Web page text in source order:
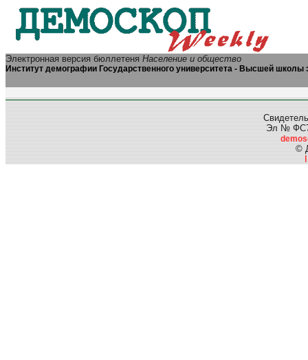
Электронная версия бюллетеня Население и общество
Институт демографии Государственного университета - Высшей школы
Эл №
©